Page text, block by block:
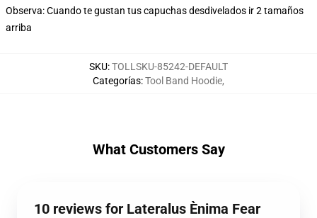
Observa: Cuando te gustan tus capuchas desdivelados ir 2 tamaños
arriba
SKU:TOLLSKU-85242-DEFAULT
Categorías:Tool Band Hoodie,
What Customers Say
10 reviews for Lateralus Ènima Fear